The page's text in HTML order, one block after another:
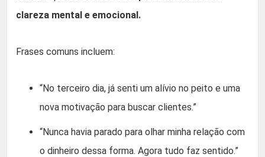
clareza mental e emocional.
Frases comuns incluem:
“No terceiro dia, já senti um alívio no peito e uma
nova motivação para buscar clientes.”
“Nunca havia parado para olhar minha relação com
o dinheiro dessa forma. Agora tudo faz sentido.”